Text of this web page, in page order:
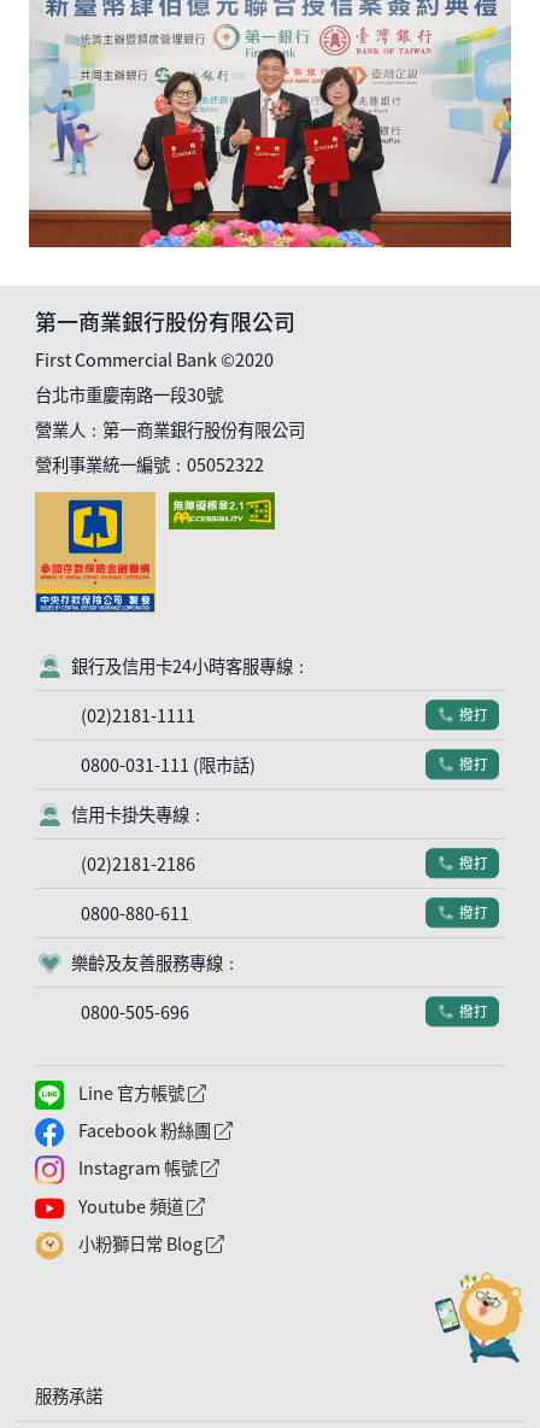
第一商業銀行股份有限公司
First Commercial Bank ©2020
台北市重慶南路一段30號
營業人：第一商業銀行股份有限公司
營利事業統一編號：05052322
客服符號
銀行及信用卡24小時客服專線：
(02)2181-1111
電話符號
撥打
0800-031-111 (限市話) 電話符號
撥打
客服符號
信用卡掛失專線：
(02)2181-2186
電話符號
撥打
0800-880-611 電話符號
撥打
客服符號
樂齡及友善服務專線：
0800-505-696
電話符號
撥打
Line 官方帳號 外網連結符號
Facebook 粉絲團 外網連結符號
Instagram 帳號 外網連結符號
Youtube 頻道 外網連結符號
小粉獅日常 Blog 外網連結符號
服務承諾